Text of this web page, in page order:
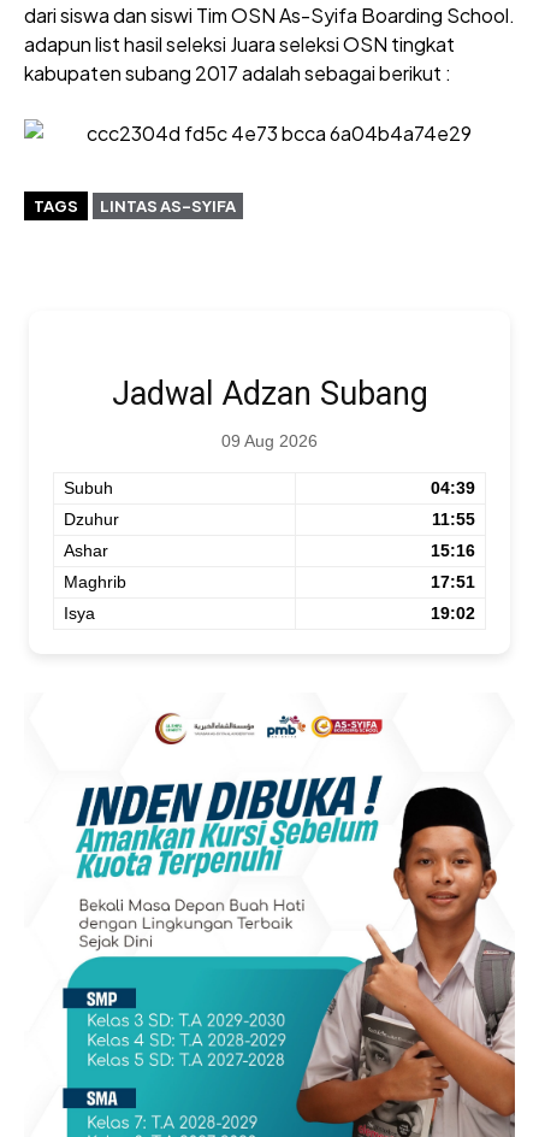
dari siswa dan siswi Tim OSN As-Syifa Boarding School.
adapun list hasil seleksi Juara seleksi OSN tingkat
kabupaten subang 2017 adalah sebagai berikut :
TAGS LINTAS AS-SYIFA
Jadwal Adzan Subang
09 Aug 2026
Subuh
04:39
Dzuhur
11:55
Ashar
15:16
Maghrib
17:51
Isya
19:02